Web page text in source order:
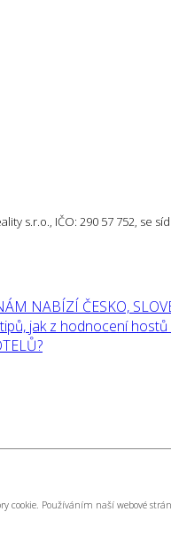
cookie. Používáním naší webové
s.r.o., IČO: 290 57 752, se
NABÍZÍ ČESKO,
jak z hodnocení